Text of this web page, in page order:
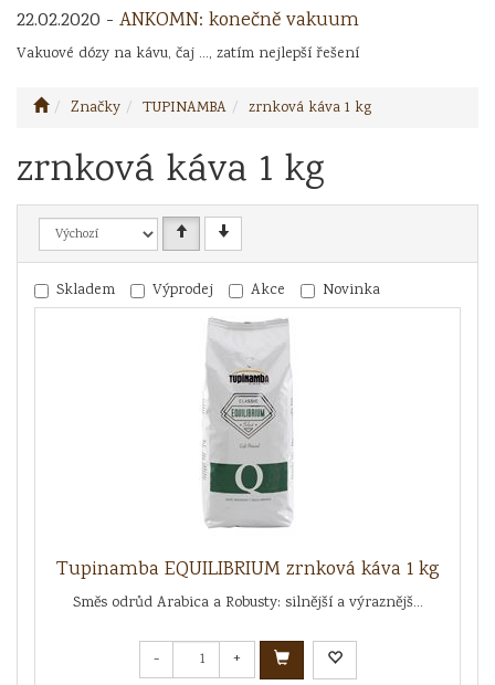
22.02.2020 - ANKOMN: konečně vakuum
Vakuové dózy na kávu, čaj ..., zatím nejlepší řešení
Značky TUPINAMBA zrnková káva 1 kg
zrnková káva 1 kg
Skladem Výprodej Akce Novinka
Tupinamba EQUILIBRIUM zrnková káva 1 kg
Směs odrůd Arabica a Robusty: silnější a výraznějš...
- +